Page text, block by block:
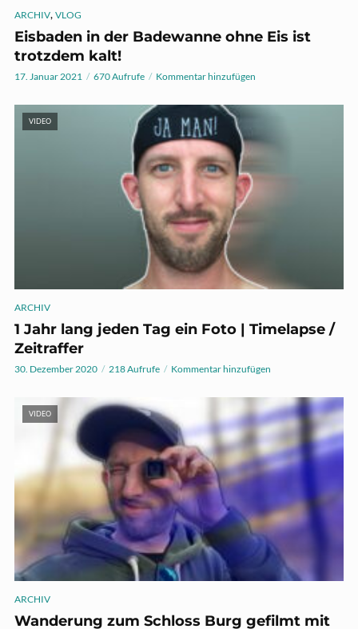
ARCHIV, VLOG
Eisbaden in der Badewanne ohne Eis ist
trotzdem kalt!
17. Januar 2021 670 Aufrufe Kommentar hinzufügen
VIDEO
ARCHIV
1 Jahr lang jeden Tag ein Foto | Timelapse /
Zeitraffer
30. Dezember 2020 218 Aufrufe Kommentar hinzufügen
VIDEO
ARCHIV
Wanderung zum Schloss Burg gefilmt mit